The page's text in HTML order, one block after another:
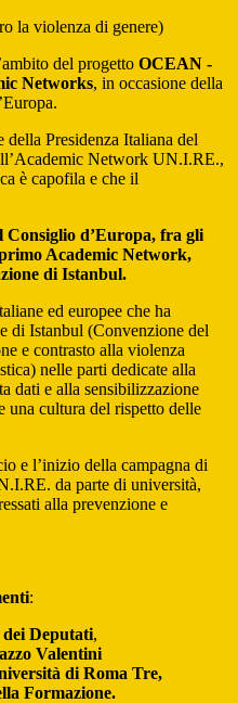
la violenza di genere)
del progetto OCEAN -
Networks, in occasione della
Presidenza Italiana del
Network UN.I.RE.,
è capofila e che il
Consiglio d’Europa, fra gli
Academic Network,
di Istanbul.
ed europee che ha
di Istanbul (Convenzione del
e contrasto alla violenza
nelle parti dedicate alla
dati e alla sensibilizzazione
una cultura del rispetto delle
e l’inizio della campagna di
da parte di università,
alla prevenzione e
:
Deputati,
Valentini
di Roma Tre,
Formazione.